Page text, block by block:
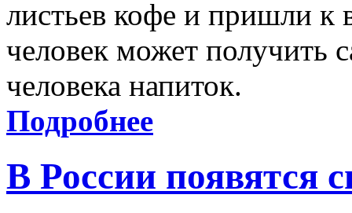
листьев кофе и пришли к
человек может получить
человека напиток.
Подробнее
В России появятся